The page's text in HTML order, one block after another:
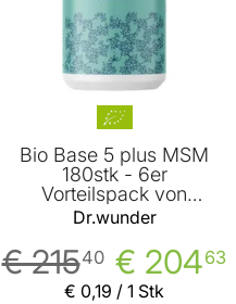
Bio Base 5 plus MSM
180stk - 6er
Vorteilspack von
Dr.wunder
Dr.wunder
€ 20463
€ 21540
€ 0,19 / 1 Stk